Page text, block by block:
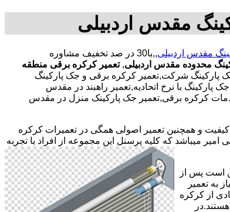
مقدس اردبیلی
مقدس اردبیلی
,,با30 در صد تخفیف مشاوره
محدوده مقدس اردبیلی, تعمیر کرکره برقی منطقه
پارکینگ شرکت,تعمیر کرکره برقی و جک پارکینگ
با نرخ اتحادیه,تعمیر راهبند در مقدس
کرکره برقی,تعمیر جک پارکینک منزل در مقدس
کیفیت و همچنین تعمیر اصولی همگی در تعمیرات کرکره
میباشد که کلیه پرسنل این مجموعه از افراد با تجربه
است پس از
به تعمیر
از کرکره